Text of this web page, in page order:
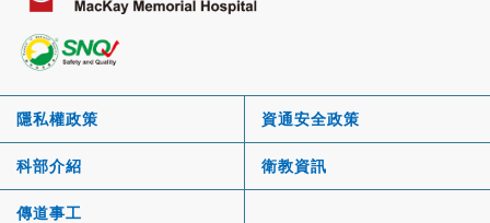
隱私權政策 資通安全政策
科部介紹 衛教資訊
傳道事工